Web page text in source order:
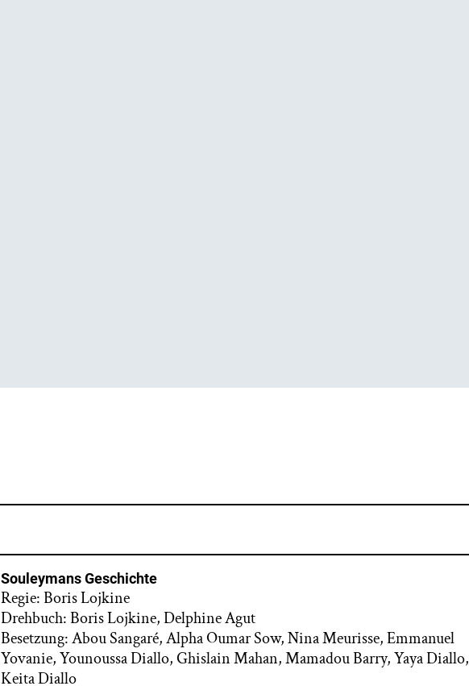
Souleymans Geschichte
Regie: Boris Lojkine
Drehbuch: Boris Lojkine, Delphine Agut
Besetzung: Abou Sangaré, Alpha Oumar Sow, Nina Meurisse, Emmanuel
Yovanie, Younoussa Diallo, Ghislain Mahan, Mamadou Barry, Yaya Diallo,
Keita Diallo